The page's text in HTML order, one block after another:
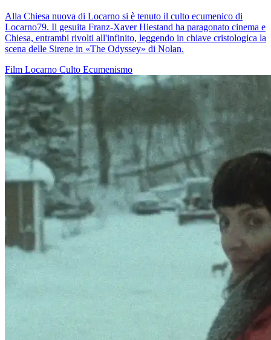
Alla Chiesa nuova di Locarno si è tenuto il culto ecumenico di
Locarno79. Il gesuita Franz-Xaver Hiestand ha paragonato cinema e
Chiesa, entrambi rivolti all'infinito, leggendo in chiave cristologica la
scena delle Sirene in «The Odyssey» di Nolan.
Film Locarno Culto Ecumenismo